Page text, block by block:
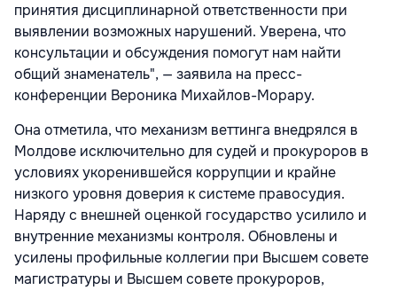
принятия дисциплинарной ответственности при
выявлении возможных нарушений. Уверена, что
консультации и обсуждения помогут нам найти
общий знаменатель", — заявила на пресс-
конференции Вероника Михайлов-Морару.
Она отметила, что механизм веттинга внедрялся в
Молдове исключительно для судей и прокуроров в
условиях укоренившейся коррупции и крайне
низкого уровня доверия к системе правосудия.
Наряду с внешней оценкой государство усилило и
внутренние механизмы контроля. Обновлены и
усилены профильные коллегии при Высшем совете
магистратуры и Высшем совете прокуроров,